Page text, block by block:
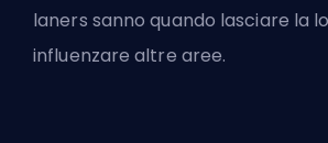
laners sanno quando lasciare la
influenzare altre aree.